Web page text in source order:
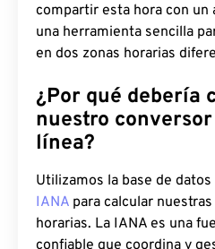
compartir esta hora con un
una herramienta sencilla
en dos zonas horarias
¿Por qué debería
nuestro
línea?
Utilizamos la base de
IANA para calcular
horarias. La IANA es una
confiable que coordina y